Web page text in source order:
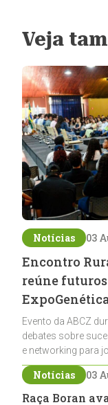
Veja
Notícias 03
Encontro
reúne
Evento da ABCZ
debates sobre
e networking para
Notícias 03
Raça Boran